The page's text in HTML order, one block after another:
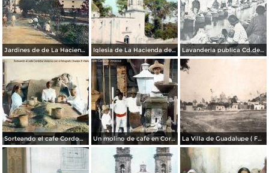
Jardines de de La Hacienda de Atequiza, Jalisco por Charles B. Waite. Iglesia de La Hacienda de Atequiza, Jalisco por el fotografo Charles B. Waite Lavanderia publica Cd.de Mexico por el fotografo Charles B Waite.
Sorteando el cafe Cordoba Veracruz por el fotografo Charles B Waite.. Un molino de cafe en Cordoba Veracruz por el fotografo Charles B Waite. La Villa de Guadalupe ( Fechada el 6 de Agosto de 1909 ).